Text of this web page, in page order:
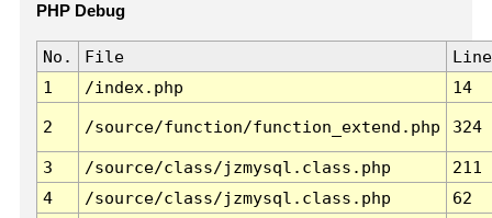
PHP Debug
No. File
Line
1
/index.php 14
2 /source/function/function_extend.php 324
3 /source/class/jzmysql.class.php
211
4
/source/class/jzmysql.class.php
62